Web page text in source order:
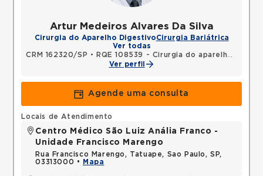
Artur Medeiros Alvares Da Silva
Cirurgia do Aparelho DigestivoCirurgia Bariátrica
Ver todas
CRM 162320/SP •
RQE 108539 - Cirurgia do aparelho digestivo
Ver perfil
Agende uma consulta
Locais de Atendimento
Centro Médico São Luiz Anália Franco -
Unidade Francisco Marengo
Rua Francisco Marengo, Tatuape, Sao Paulo, SP,
03313000 •
Mapa